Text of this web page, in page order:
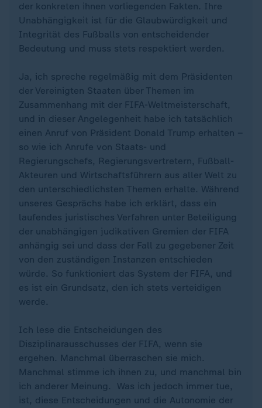
der konkreten ihnen vorliegenden Fakten. Ihre
Unabhängigkeit ist für die Glaubwürdigkeit und
Integrität des Fußballs von entscheidender
Bedeutung und muss stets respektiert werden.
Ja, ich spreche regelmäßig mit dem Präsidenten
der Vereinigten Staaten über Themen im
Zusammenhang mit der FIFA-Weltmeisterschaft,
und in dieser Angelegenheit habe ich tatsächlich
einen Anruf von Präsident Donald Trump erhalten –
so wie ich Anrufe von Staats- und
Regierungschefs, Regierungsvertretern, Fußball-
Akteuren und Wirtschaftsführern aus aller Welt zu
den unterschiedlichsten Themen erhalte. Während
unseres Gesprächs habe ich erklärt, dass ein
laufendes juristisches Verfahren unter Beteiligung
der unabhängigen judikativen Gremien der FIFA
anhängig sei und dass der Fall zu gegebener Zeit
von den zuständigen Instanzen entschieden
würde. So funktioniert das System der FIFA, und
es ist ein Grundsatz, den ich stets verteidigen
werde.
Ich lese die Entscheidungen des
Disziplinarausschusses der FIFA, wenn sie
ergehen. Manchmal überraschen sie mich.
Manchmal stimme ich ihnen zu, und manchmal bin
ich anderer Meinung. Was ich jedoch immer tue,
ist, diese Entscheidungen und die Autonomie der